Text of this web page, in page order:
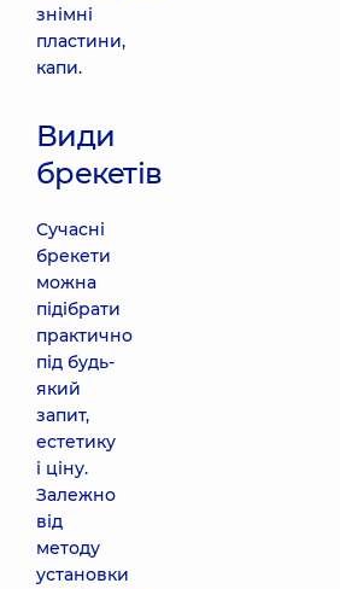
знімні
пластини,
капи.
Види
брекетів
Сучасні
брекети
можна
підібрати
практично
під будь-
який
запит,
естетику
і ціну.
Залежно
від
методу
установки